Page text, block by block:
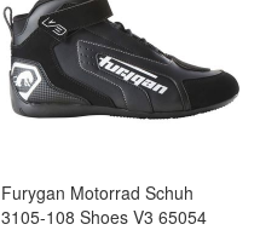
Furygan Motorrad Schuh
3105-108 Shoes V3 65054